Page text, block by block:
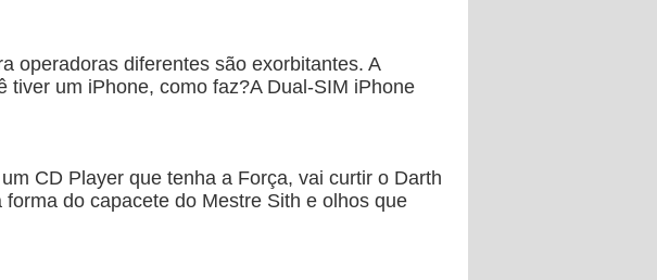
operadoras diferentes são exorbitantes. A
um iPhone, como faz?A Dual-SIM iPhone
CD Player que tenha a Força, vai curtir o Darth
do capacete do Mestre Sith e olhos que